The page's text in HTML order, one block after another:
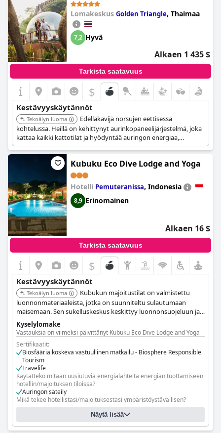
Lomakeskus Golden Triangle, Thaimaa
7,2 Hyvä
Alkaen 1 435 $
Tarkista saatavuus
$
Kestävyyskäytännöt
Tekoälyn luoma
Edelläkävijä norsujen eettisessä
kohtelussa. Heillä on kehittynyt aurinkopaneelijärjestelmä, joka
kattaa kaikki kattotilat ja hyödyntää auringon energiaa,
muuttaen sen arvokkaaksi resurssiksi, joka vähentää
merkittävästi heidän hiilijalanjälkeään. Lomakeskuksella on
myös oma paikan päällä oleva yrtti- ja vihannespuutarha, joka
toimittaa keittiöön kaikkea kausivihanneksista luomuhunajaan
ja vapaan kanan muniin.
Kubuku Eco Dive Lodge and Yoga
Hotelli Pemuteranissa, Indonesia
8,9 Erinomainen
Alkaen 16 $
Tarkista saatavuus
$
Kestävyyskäytännöt
Tekoälyn luoma
Kubukun majoitustilat on valmistettu
luonnonmateriaaleista, jotka on suunniteltu sulautumaan
maisemaan. Sen sukelluskeskus keskittyy luonnonsuojeluun ja
kestäviin käytäntöihin. Lodge tuottaa 30 % omista
luomuvihanneksistaan ja -hedelmistään ja tarjoaa ilmaisen
veden täytön muovien poistamiseksi ja kierrättää orgaanista
materiaalia.
Kyselylomake
Vastauksia on viimeksi päivittänyt Kubuku Eco Dive Lodge and Yoga
Sertifikaatit:
Biosfääriä koskeva vastuullinen matkailu - Biosphere Responsible
Tourism
Travelife
Käytättekö mitään uusiutuvia energialähteitä energian tuottamiseen
hotellin/majoituksen tiloissa?
Auringon säteily
Mikä tekee hotellistasi/majoituksestasi ympäristöystävällisen?
Kestävän kehityksen periaatteiden mukaan,
luonnonmateriaaleista valmistetut rakennustarvikkeet
Kirjallinen ympäristöpoliittinen lausuma käytössä
Rakenne maksimoi ilmavirtauksen ja siten vähentää ilmastoinnin
Näytä lisää